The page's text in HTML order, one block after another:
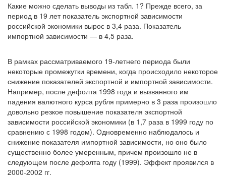
Какие можно сделать выводы из табл. 1? Прежде всего, за
период в 19 лет показатель экспортной зависимости
российской экономики вырос в 3,4 раза. Показатель
импортной зависимости — в 4,5 раза.
В рамках рассматриваемого 19-летнего периода были
некоторые промежутки времени, когда происходило некоторое
снижение показателей экспортной и импортной зависимости.
Например, после дефолта 1998 года и вызванного им
падения валютного курса рубля примерно в 3 раза произошло
довольно резкое повышение показателя экспортной
зависимости российской экономики (в 1,7 раза в 1999 году по
сравнению с 1998 годом). Одновременно наблюдалось и
снижение показателя импортной зависимости, но оно было
существенно более умеренным, причем произошло не в
следующем после дефолта году (1999). Эффект проявился в
2000-2002 гг.